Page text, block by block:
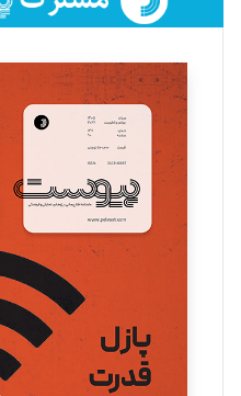
فائزه فتحی رستمی
تحریریه
سروش کرمیان
تحریریه
مینا پاکدل
یسنا امان‌پور
تحریریه